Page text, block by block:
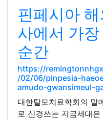
핀페시아
사에서 가
순간
https://
/02/06/pinpesia-
amudo-gwansimeul-
대한탈모치료학회의 말
로 신경쓰는 지금세대